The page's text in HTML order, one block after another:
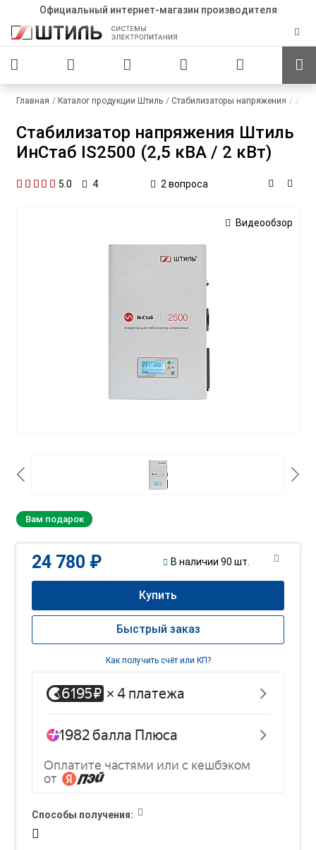
Официальный интернет-магазин производителя
Главная Каталог продукции Штиль Стабилизаторы напряжения Для
Стабилизатор напряжения Штиль
ИнСтаб IS2500 (2,5 кВА / 2 кВт)
5.0 4 2 вопроса
Видеообзор
Вам подарок
24 780 ₽ В наличии 90 шт.
Купить
Быстрый заказ
Как получить счёт или КП?
Способы получения: